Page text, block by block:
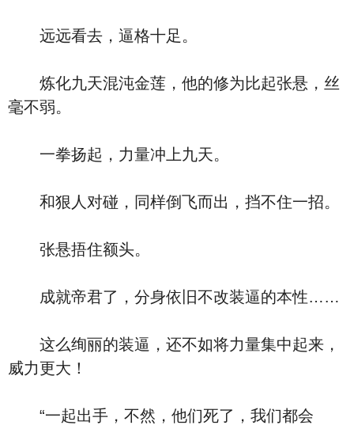
远远看去，逼格十足。
炼化九天混沌金莲，他的修为比起张悬，丝
毫不弱。
一拳扬起，力量冲上九天。
和狠人对碰，同样倒飞而出，挡不住一招。
张悬捂住额头。
成就帝君了，分身依旧不改装逼的本性……
这么绚丽的装逼，还不如将力量集中起来，
威力更大！
“一起出手，不然，他们死了，我们都会